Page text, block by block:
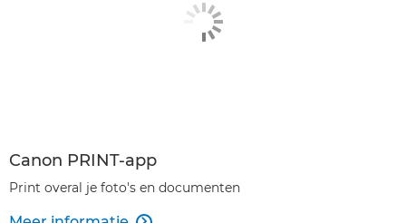
Canon PRINT-app
Print overal je foto's en documenten